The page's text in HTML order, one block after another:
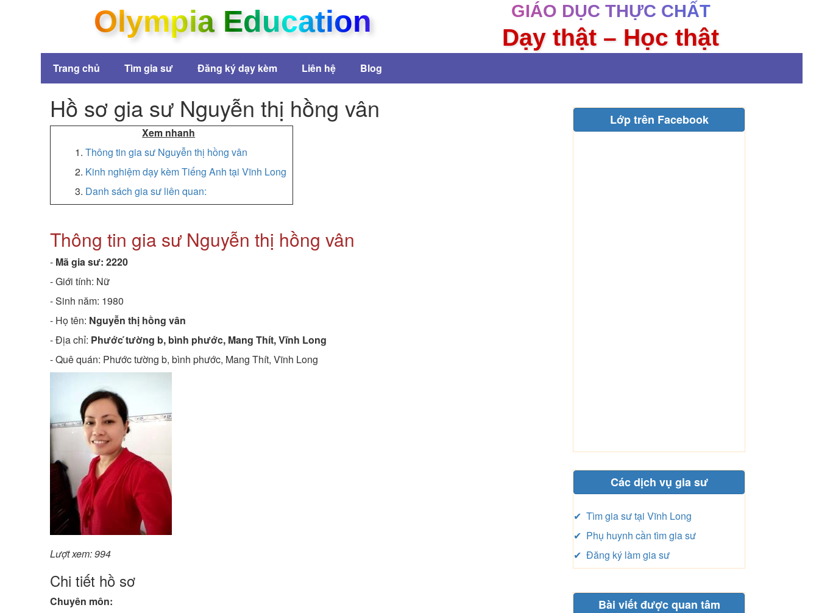
Olympia Education GIÁO DỤC THỰC CHẤT
Dạy thật – Học thật
Trang chủ Tìm gia sư Đăng ký dạy kèm Liên hệ Blog
Hồ sơ gia sư Nguyễn thị hồng vân
Xem nhanh
1.Thông tin gia sư Nguyễn thị hồng vân
2. Kinh nghiệm dạy kèm Tiếng Anh tại Vĩnh Long
3. Danh sách gia sư liên quan:
Thông tin gia sư Nguyễn thị hồng vân
- Mã gia sư:2220
- Giới tính: Nữ
- Sinh năm: 1980
- Họ tên: Nguyễn thị hồng vân
- Địa chỉ: Phước ́tường b, bình phước, Mang Thít, Vĩnh Long
- Quê quán: Phước tường b, bình phước, Mang Thít, Vĩnh Long
Lượt xem: 994
Chi tiết hồ sơ
Chuyên môn:
Lớp trên Facebook
Các dịch vụ gia sư
✔ Tìm gia sư tại Vĩnh Long
✔ Phụ huynh cần tìm gia sư
✔ Đăng ký làm gia sư
Bài viết được quan tâm